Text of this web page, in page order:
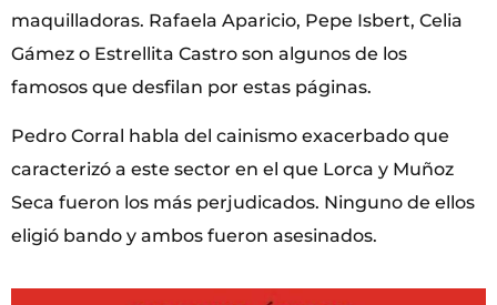
maquilladoras. Rafaela Aparicio, Pepe Isbert, Celia
Gámez o Estrellita Castro son algunos de los
famosos que desfilan por estas páginas.
Pedro Corral habla del cainismo exacerbado que
caracterizó a este sector en el que Lorca y Muñoz
Seca fueron los más perjudicados. Ninguno de ellos
eligió bando y ambos fueron asesinados.